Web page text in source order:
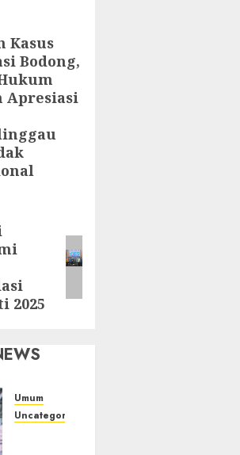
Kasus
Bodong,
Apresiasi
2025
Umum
Uncategorized